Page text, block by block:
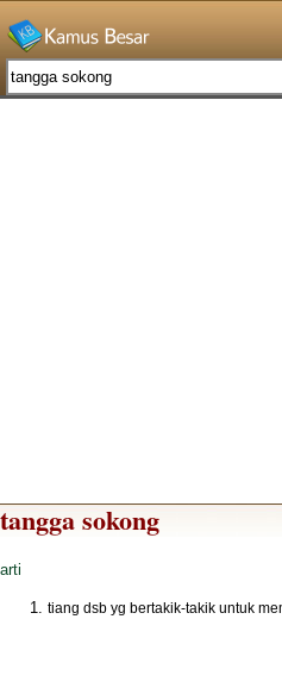
tangga sokong
arti
tiang dsb yg bertakik-takik untuk